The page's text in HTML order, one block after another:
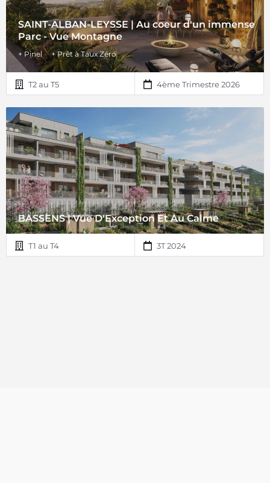
SAINT-ALBAN-LEYSSE | Au coeur d'un immense
Parc - Vue Montagne
+ Pinel + Prêt à Taux Zéro
T2 au T5 4ème Trimestre 2026
BASSENS | Vue D'Exception Et Au Calme
T1 au T4 3T 2024